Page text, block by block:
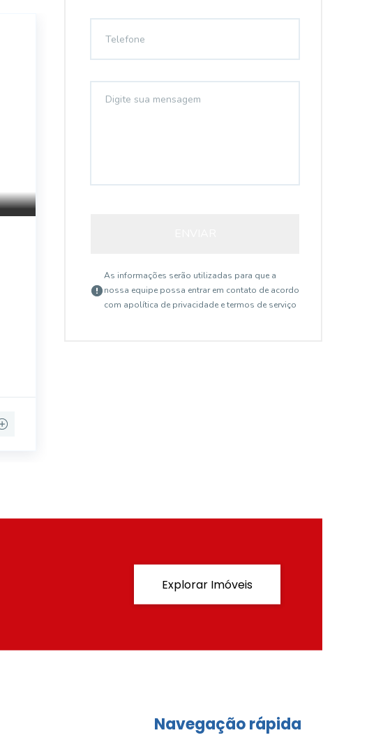
Sala com 15m², ar condicionado, recepção
As informações serão utilizadas para que a
nossa equipe possa entrar em contato de acordo
com apolítica de privacidade e termos de serviço
Explorar Imóveis
Navegação rápida